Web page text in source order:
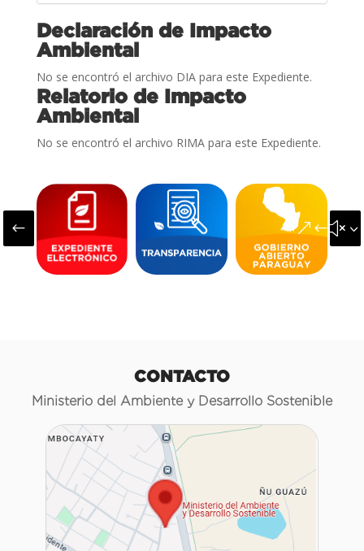
Declaración de Impacto
Ambiental
No se encontró el archivo DIA para este Expediente.
Relatorio de Impacto
Ambiental
No se encontró el archivo RIMA para este Expediente.
#
CONTACTO
Ministerio del Ambiente y Desarrollo Sostenible